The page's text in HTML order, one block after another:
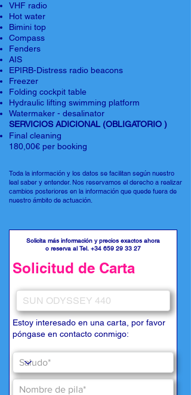
VHF radio
Hot water
Bimini top
Compass
Fenders
AIS
EPIRB-Distress radio beacons
Freezer
Folding cockpit table
Hydraulic lifting swimming platform
Watermaker - desalinator
SERVICIOS ADICIONAL (OBLIGATORIO )
Final cleaning
180,00€ per booking
Toda la información y los datos se facilitan según nuestro
leal saber y entender. Nos reservamos el derecho a realizar
cambios posteriores en la información que quede fuera de
nuestro ámbito de actuación.
Solicita más información y precios exactos ahora
o reserva al Tel. +34 659 29 33 27
Solicitud de Carta
Estoy interesado en una carta, por favor
póngase en contacto conmigo: